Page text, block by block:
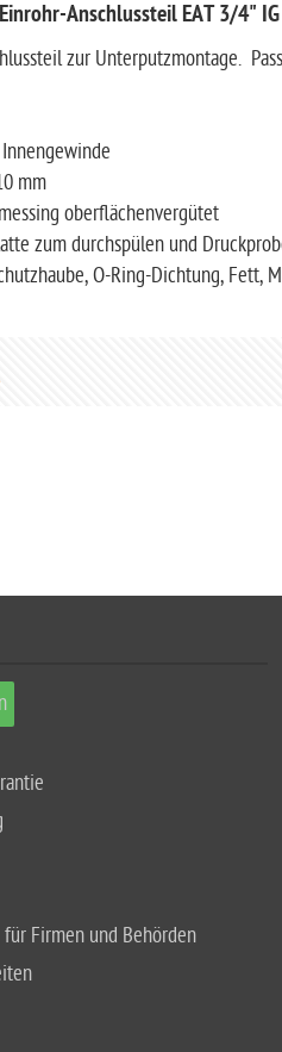
Anschlussteil EAT 3/4"
zur Unterputzmontage.
mm
oberflächenvergütet
zum durchspülen und
O-Ring-Dichtung, Fett,
für Firmen und Behörden